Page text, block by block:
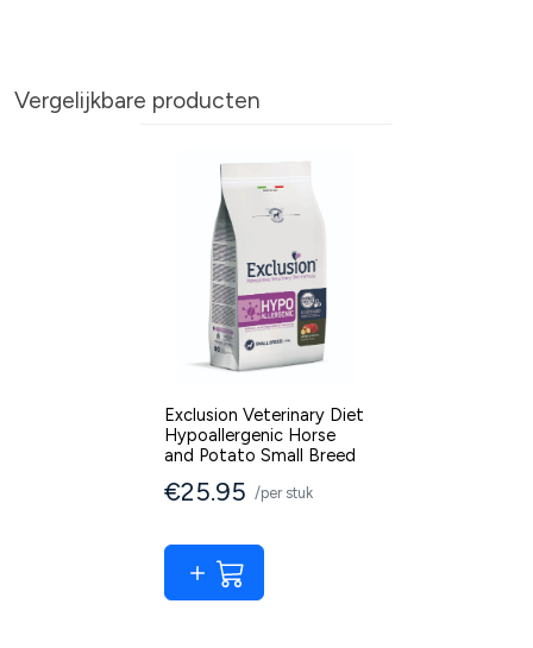
Vergelijkbare producten
Exclusion Veterinary Diet
Hypoallergenic Horse
and Potato Small Breed
€25.95 /per stuk